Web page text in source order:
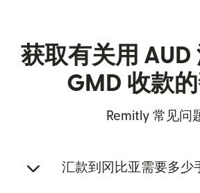
获取有关用 AUD
GMD 收款
Remitly 常见问
汇款到冈比亚需要多少